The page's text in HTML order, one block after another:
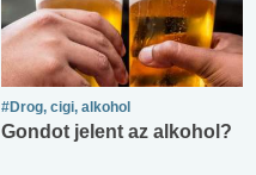
#Drog, cigi, alkohol
Gondot jelent az alkohol?